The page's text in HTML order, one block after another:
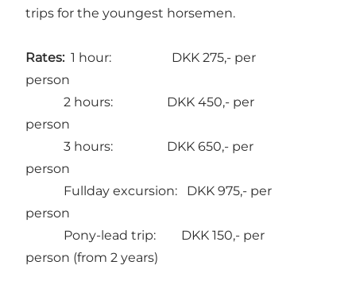
trips for the youngest horsemen.
Rates: 1 hour: DKK 275,- per
person
2 hours: DKK 450,- per
person
3 hours: DKK 650,- per
person
Fullday excursion: DKK 975,- per
person
Pony-lead trip: DKK 150,- per
person (from 2 years)